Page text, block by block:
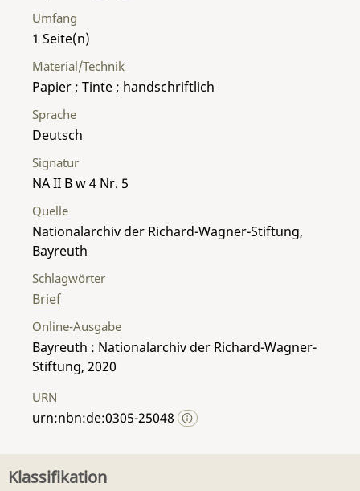
Umfang
1
Material/Technik
Papier ; Tinte ; handschriftlich
Sprache
Deutsch
Signatur
NA II B w 4 Nr. 5
Quelle
Nationalarchiv der Richard-Wagner-Stiftung,
Bayreuth
Schlagwörter
Brief
Online-Ausgabe
Bayreuth : Nationalarchiv der Richard-Wagner-
Stiftung, 2020
URN
urn:nbn:de:0305-25048
Klassifikation